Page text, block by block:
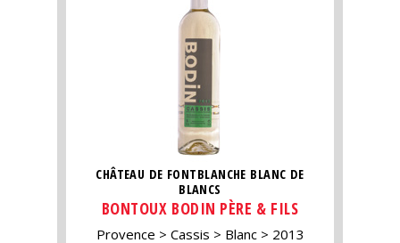
CHÂTEAU DE FONTBLANCHE BLANC DE
BLANCS
BONTOUX BODIN PÈRE & FILS
Provence Cassis Blanc 2013